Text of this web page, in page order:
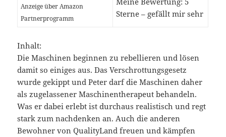
Anzeige über Amazon
Partnerprogramm
Sterne – gefällt mir sehr
Inhalt:
Die Maschinen beginnen zu rebellieren und lösen
damit so einiges aus. Das Verschrottungsgesetz
wurde gekippt und Peter darf die Maschinen daher
als zugelassener Maschinentherapeut behandeln.
Was er dabei erlebt ist durchaus realistisch und regt
stark zum nachdenken an. Auch die anderen
Bewohner von QualityLand freuen und kämpfen